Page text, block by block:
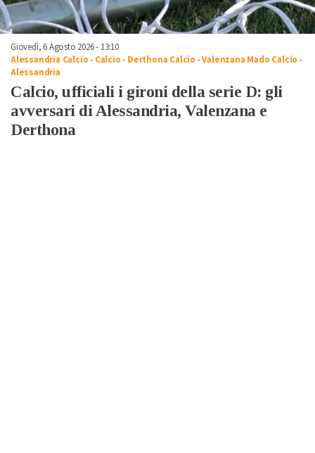
Giovedì, 6 Agosto 2026 - 13:10
Alessandria Calcio- Calcio- Derthona Calcio -Valenzana Mado Calcio -
Alessandria
Calcio, ufficiali i gironi della serie D: gli
avversari di Alessandria, Valenzana e
Derthona